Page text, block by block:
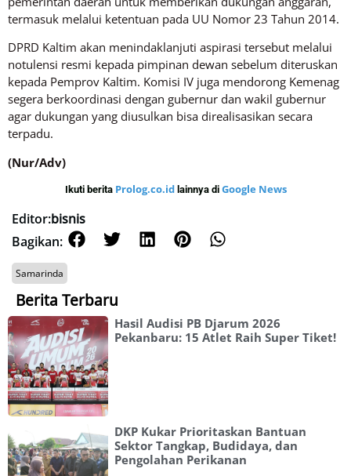
termasuk melalui ketentuan pada UU Nomor 23 Tahun 2014.
DPRD Kaltim akan menindaklanjuti aspirasi tersebut melalui
notulensi resmi kepada pimpinan dewan sebelum diteruskan
kepada Pemprov Kaltim. Komisi IV juga mendorong Kemenag
segera berkoordinasi dengan gubernur dan wakil gubernur
agar dukungan yang diusulkan bisa direalisasikan secara
terpadu.
(Nur/Adv)
Ikuti berita Prolog.co.id lainnya di Google News
Editor:bisnis
Bagikan:
Samarinda
Berita Terbaru
Hasil Audisi PB Djarum 2026
Pekanbaru: 15 Atlet Raih Super Tiket!
DKP Kukar Prioritaskan Bantuan
Sektor Tangkap, Budidaya, dan
Pengolahan Perikanan